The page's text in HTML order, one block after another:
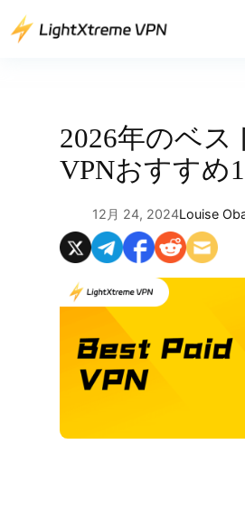
容
2026年のベス
VPNおすすめ
12月 24, 2024Louise